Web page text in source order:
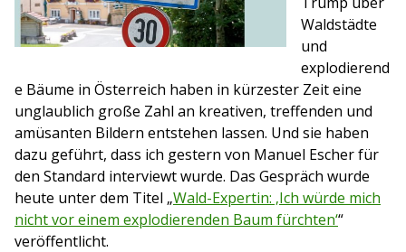
Waldstädte
und
explodierend
e Bäume in Österreich haben in kürzester Zeit eine
unglaublich große Zahl an kreativen, treffenden und
amüsanten Bildern entstehen lassen. Und sie haben
dazu geführt, dass ich gestern von Manuel Escher für
den Standard interviewt wurde. Das Gespräch wurde
heute unter dem Titel „Wald-Expertin: ‚Ich würde mich
nicht vor einem explodierenden Baum fürchten‘“
veröffentlicht.